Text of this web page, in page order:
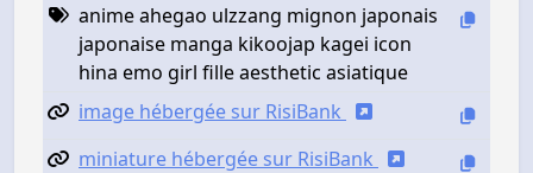
anime ahegao ulzzang mignon japonais
japonaise manga kikoojap kagei icon
hina emo girl fille aesthetic asiatique
image hébergée sur RisiBank
miniature hébergée sur RisiBank